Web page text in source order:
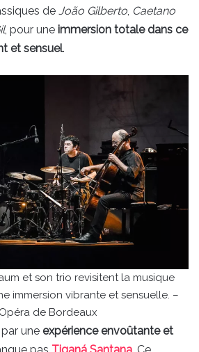
de João Gilberto, Caetano
, pour une immersion totale dans ce
et sensuel.
et son trio revisitent la musique
immersion vibrante et sensuelle. –
de Bordeaux
une expérience envoûtante et